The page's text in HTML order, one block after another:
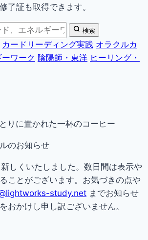
了証も取得できます。
検索
カードリーディング実践 オラクルカ
ワーク 陰陽師・東洋 ヒーリング・
のお知らせ
しくいたしました。数日間は表示や
ことがございます。お気づきの点や
study.net までお知らせ
おかけし申し訳ございません。